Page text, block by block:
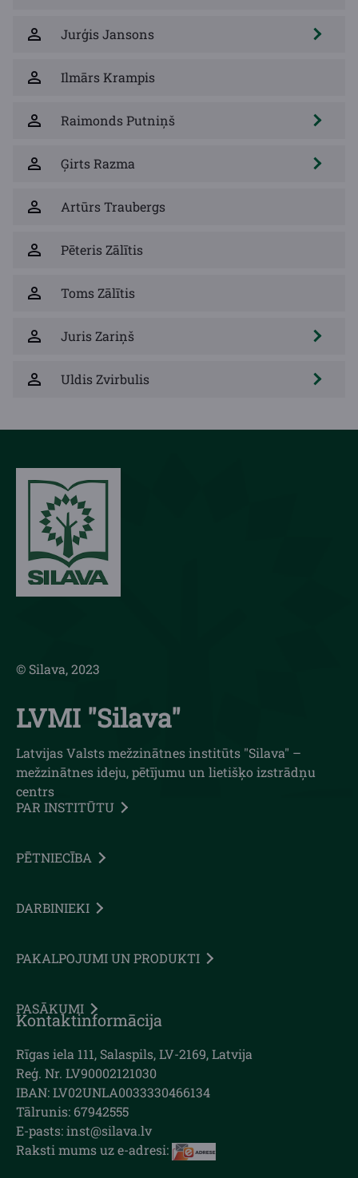
Jurģis Jansons
Ilmārs Krampis
Raimonds Putniņš
Ģirts Razma
Artūrs Traubergs
Pēteris Zālītis
Toms Zālītis
Juris Zariņš
Uldis Zvirbulis
© Silava, 2023
LVMI "Silava"
Latvijas Valsts mežzinātnes institūts "Silava" –
mežzinātnes ideju, pētījumu un lietišķo izstrādņu
centrs
PAR INSTITŪTU
PĒTNIECĪBA
DARBINIEKI
PAKALPOJUMI UN PRODUKTI
PASĀKUMI
Kontaktinformācija
Rīgas iela 111, Salaspils, LV-2169, Latvija
Reģ. Nr. LV90002121030
IBAN: LV02UNLA0033330466134
Tālrunis: 67942555
E-pasts: inst@silava.lv
Raksti mums uz e-adresi: